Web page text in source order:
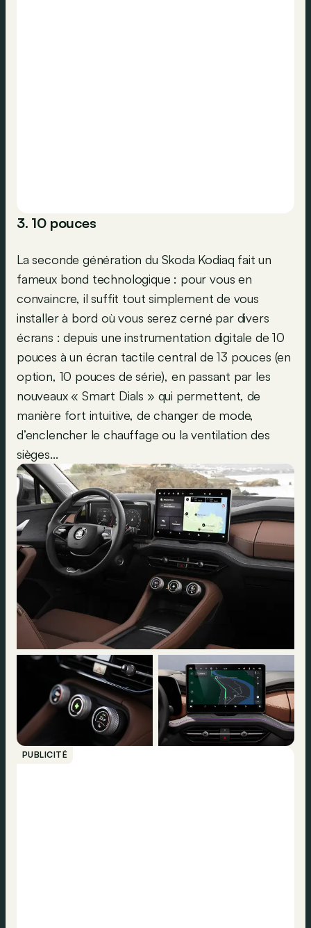
3. 10 pouces
La seconde génération du Skoda Kodiaq fait un
fameux bond technologique : pour vous en
convaincre, il suffit tout simplement de vous
installer à bord où vous serez cerné par divers
écrans : depuis une instrumentation digitale de 10
pouces à un écran tactile central de 13 pouces (en
option, 10 pouces de série), en passant par les
nouveaux « Smart Dials » qui permettent, de
manière fort intuitive, de changer de mode,
d’enclencher le chauffage ou la ventilation des
sièges...
PUBLICITÉ